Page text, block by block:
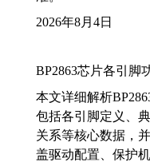
2026年8月4日
BP2863芯片各引脚
本文详细解析
包括各引脚定义、
关系等核心数据，
盖驱动配置、保护